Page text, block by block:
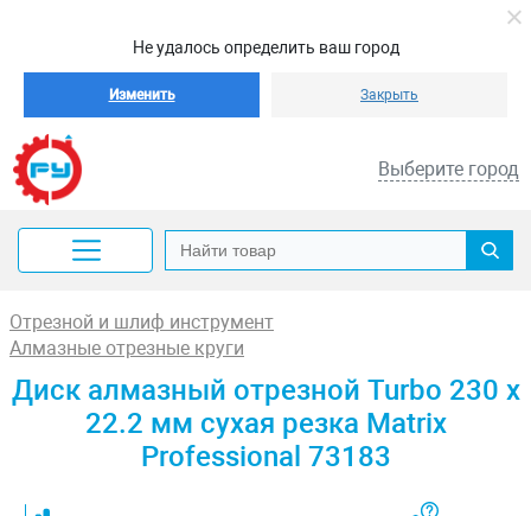
Не удалось определить ваш город
Изменить Закрыть
Выберите город
Отрезной и шлиф инструмент
Алмазные отрезные круги
Диск алмазный отрезной Turbo 230 х
22.2 мм сухая резка Matrix
Professional 73183